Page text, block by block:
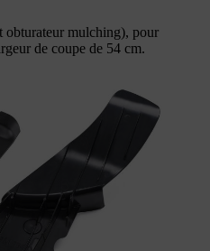
mulching), pour
de coupe de 54 cm.